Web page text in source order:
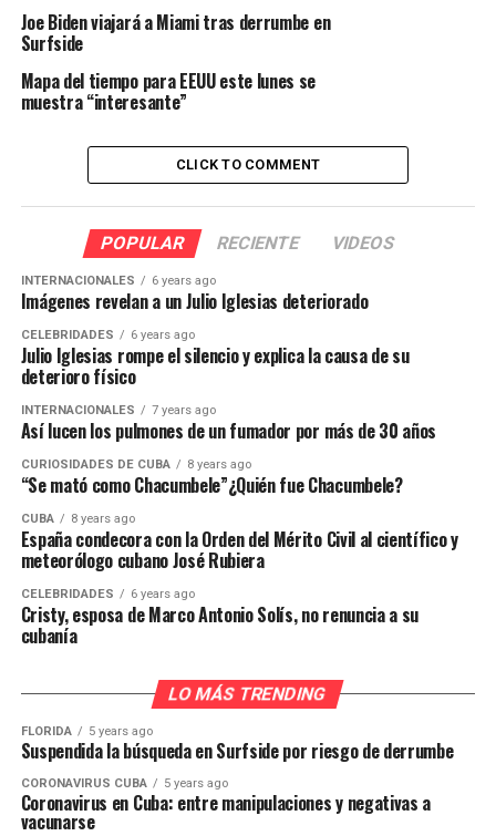
Joe Biden viajará a Miami tras derrumbe en
Surfside
Mapa del tiempo para EEUU este lunes se
muestra “interesante”
CLICK TO COMMENT
POPULAR RECIENTE VIDEOS
INTERNACIONALES 6 years ago
Imágenes revelan a un Julio Iglesias deteriorado
CELEBRIDADES 6 years ago
Julio Iglesias rompe el silencio y explica la causa de su
deterioro físico
INTERNACIONALES 7 years ago
Así lucen los pulmones de un fumador por más de 30 años
CURIOSIDADES DE CUBA 8 years ago
“Se mató como Chacumbele”¿Quién fue Chacumbele?
CUBA 8 years ago
España condecora con la Orden del Mérito Civil al científico y
meteorólogo cubano José Rubiera
CELEBRIDADES 6 years ago
Cristy, esposa de Marco Antonio Solís, no renuncia a su
cubanía
LO MÁS TRENDING
FLORIDA 5 years ago
Suspendida la búsqueda en Surfside por riesgo de derrumbe
CORONAVIRUS CUBA 5 years ago
Coronavirus en Cuba: entre manipulaciones y negativas a
vacunarse